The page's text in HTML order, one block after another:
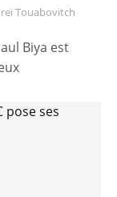
Touabovitch
Biya est